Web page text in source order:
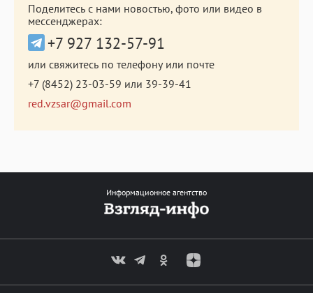
Поделитесь с нами новостью, фото или видео в
мессенджерах:
+7 927 132-57-91
или свяжитесь по телефону или почте
+7 (8452) 23-03-59 или 39-39-41
red.vzsar@gmail.com
Информационное агентство